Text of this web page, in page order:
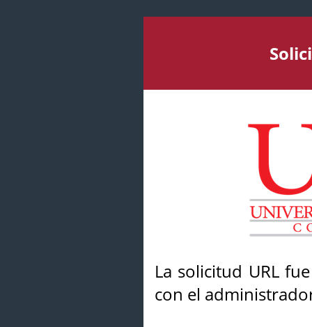
La solicitud URL
con el